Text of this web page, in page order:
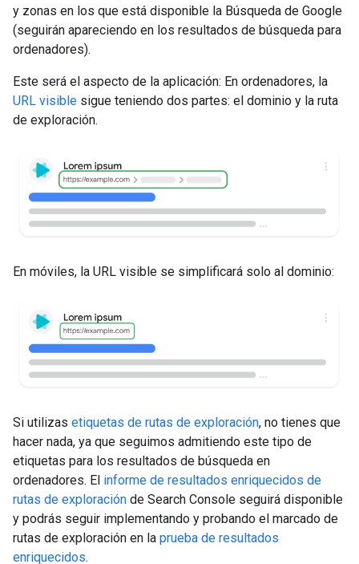
y zonas en los que está disponible la Búsqueda de Google
(seguirán apareciendo en los resultados de búsqueda para
ordenadores).
Este será el aspecto de la aplicación: En ordenadores, la
URL visible sigue teniendo dos partes: el dominio y la ruta
de exploración.
En móviles, la URL visible se simplificará solo al dominio:
Si utilizas etiquetas de rutas de exploración, no tienes que
hacer nada, ya que seguimos admitiendo este tipo de
etiquetas para los resultados de búsqueda en
ordenadores. El informe de resultados enriquecidos de
rutas de exploración de Search Console seguirá disponible
y podrás seguir implementando y probando el marcado de
rutas de exploración en la prueba de resultados
enriquecidos.